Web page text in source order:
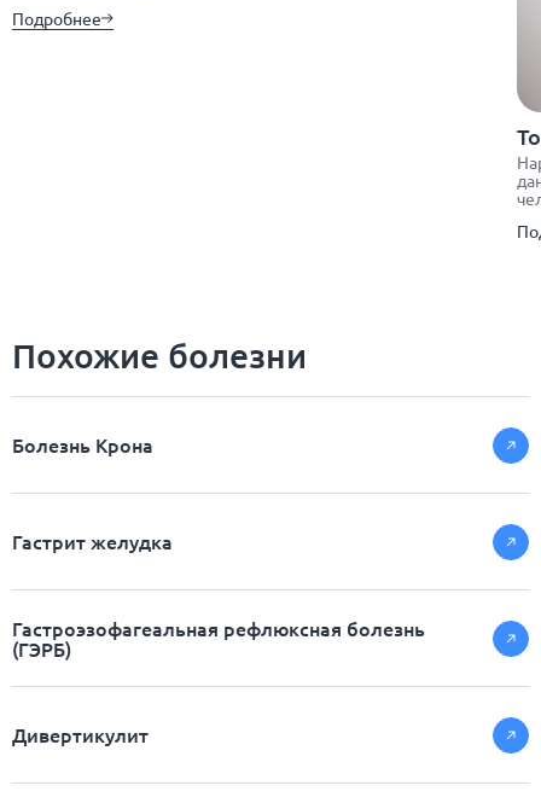
Подробнее
Похожие болезни
Болезнь Крона
Гастрит желудка
Гастроэзофагеальная рефлюксная болезнь
(ГЭРБ)
Дивертикулит